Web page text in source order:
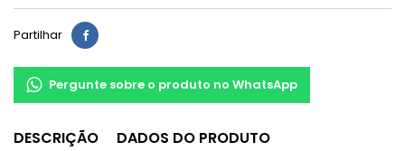
Partilhar
Pergunte sobre o produto no WhatsApp
DESCRIÇÃO DADOS DO PRODUTO